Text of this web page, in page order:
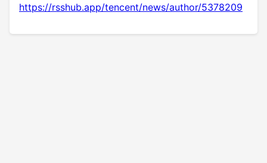
https://rsshub.app/tencent/news/author/5378209